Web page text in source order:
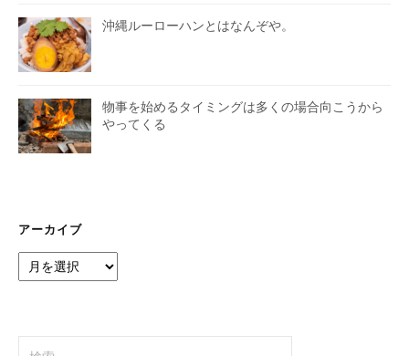
沖縄ルーローハンとはなんぞや。
物事を始めるタイミングは多くの場合向こうから
やってくる
アーカイブ
ー
ブ